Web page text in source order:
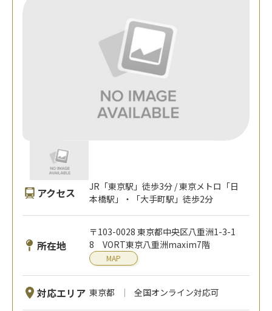
アクセス
JR「東京駅」徒歩3分 / 東京メトロ「日
本橋駅」・「大手町駅」徒歩2分
所在地
〒103-0028 東京都中央区八重洲1-3-1
8 VORT東京八重洲maxim7階
MAP
対応エリア 東京都 全国オンライン対応可